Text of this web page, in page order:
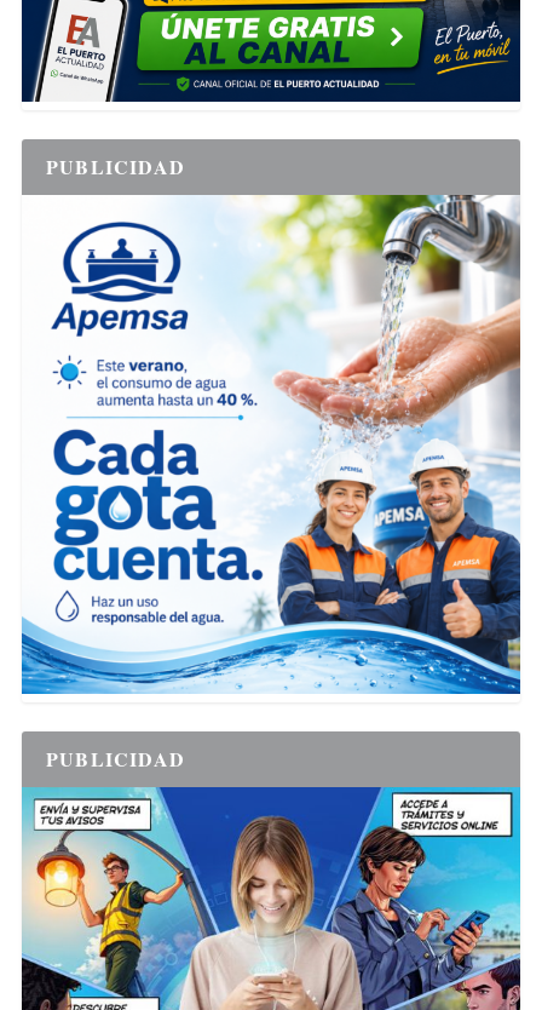
PUBLICIDAD
PUBLICIDAD